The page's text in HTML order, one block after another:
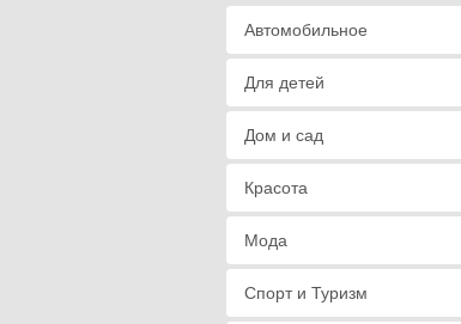
Автомобильное
Для детей
Дом и сад
Красота
Мода
Спорт и Туризм